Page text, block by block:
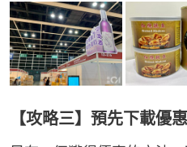
【攻略三】預先下載優